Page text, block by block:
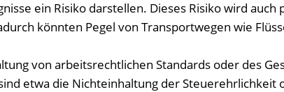
ein Risiko darstellen. Dieses Risiko wird auch
könnten Pegel von Transportwegen wie
von arbeitsrechtlichen Standards oder des
etwa die Nichteinhaltung der Steuerehrlichkeit